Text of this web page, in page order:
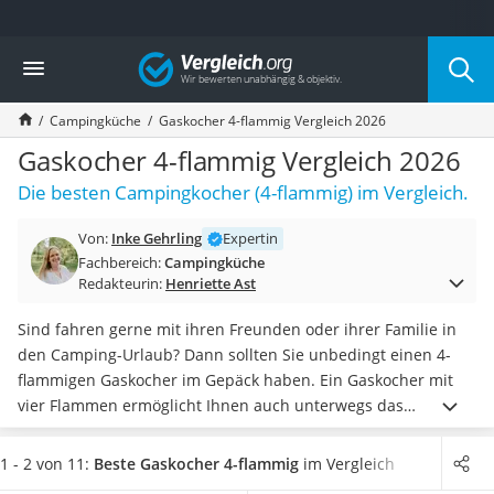
Die beliebtesten Vergleiche nach Kategorie
Freizeit & Sport
Gartentrampolin
Trampolin
Metalldetektor
Eufab-Fahrradträger
Trampolin 366 cm
Aluminium-Koffer
Futterboot
E-Bike-Dreirad
Trekkingschuhe Herren
Reisetasche mit Rollen
Klimmzugstation
Koffer
Nachtsichtgerät
Vergleich
Campingküche Gaskocher 4-flammig Vergleich 2026
Gaskocher 4-flammig Vergleich 2026
Die besten Campingkocher (4-flammig) im Vergleich.
Von: Inke Gehrling
Expertin
Fachbereich:Campingküche
Redakteurin: Henriette Ast
Sind fahren gerne mit ihren Freunden oder ihrer Familie in
den Camping-Urlaub? Dann sollten Sie unbedingt einen 4-
flammigen Gaskocher im Gepäck haben. Ein Gaskocher mit
vier Flammen ermöglicht Ihnen auch unterwegs das
Zubereiten von aufwendigen Speisen für mehr als zwei
Personen. Auf vier Gaskochfeldern haben Sie genug Platz für
1 - 2 von 11: Beste Gaskocher 4-flammig im Vergleich